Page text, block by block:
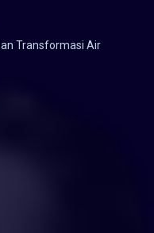
Transformasi Air